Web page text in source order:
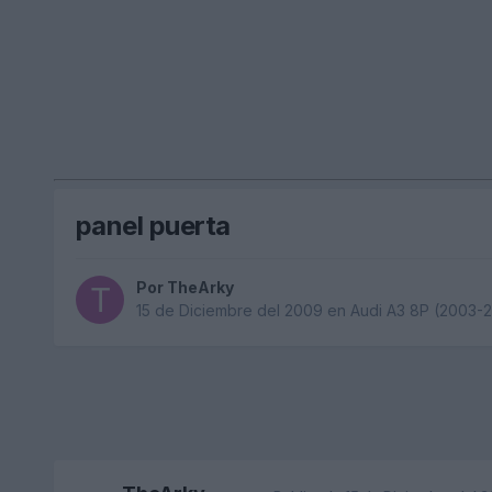
panel puerta
Por TheArky
15 de Diciembre del 2009 en Audi A3 8P (2003-